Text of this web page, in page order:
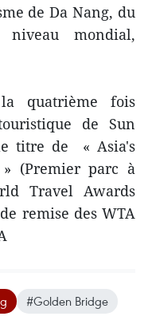
de Da Nang, du
mondial,
quatrième fois
de Sun
titre de « Asia's
(Premier parc à
Travel Awards
remise des WTA
#Golden Bridge